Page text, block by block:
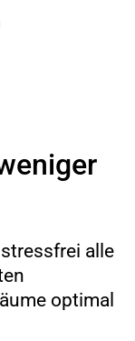
alle
optimal